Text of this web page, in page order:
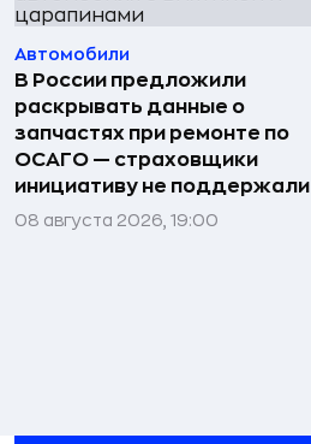
Автомобили
В России предложили
раскрывать данные о
запчастях при ремонте по
ОСАГО — страховщики
инициативу не поддержали
08 августа 2026, 19:00